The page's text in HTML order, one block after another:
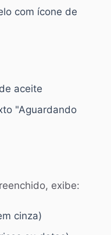
com ícone de
aceite
"Aguardando
exibe:
cinza)